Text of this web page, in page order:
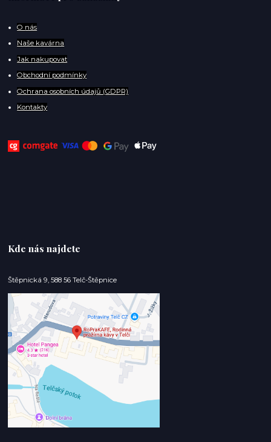
O nás
Naše kavárna
Jak nakupovat
Obchodní podmínky
Ochrana osobních údajů (GDPR)
Kontakty
Kde nás najdete
Štěpnická 9, 588 56 Telč-Štěpnice